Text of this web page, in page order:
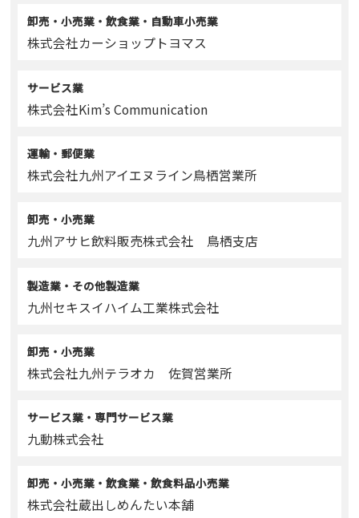
卸売・小売業・飲食業・自動車小売業
株式会社カーショップトヨマス
サービス業
株式会社Kim’s Communication
運輸・郵便業
株式会社九州アイエヌライン鳥栖営業所
卸売・小売業
九州アサヒ飲料販売株式会社 鳥栖支店
製造業・その他製造業
九州セキスイハイム工業株式会社
卸売・小売業
株式会社九州テラオカ 佐賀営業所
サービス業・専門サービス業
九動株式会社
卸売・小売業・飲食業・飲食料品小売業
株式会社蔵出しめんたい本舗